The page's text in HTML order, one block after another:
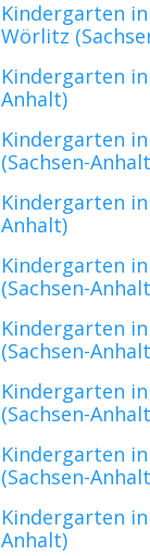
Kindergarten
Wörlitz
Kindergarten
Anhalt)
Kindergarten
(Sachsen-
Kindergarten in
Anhalt)
Kindergarten
(Sachsen-
Kindergarten
(Sachsen-
Kindergarten
(Sachsen-
Kindergarten
(Sachsen-
Kindergarten
Anhalt)